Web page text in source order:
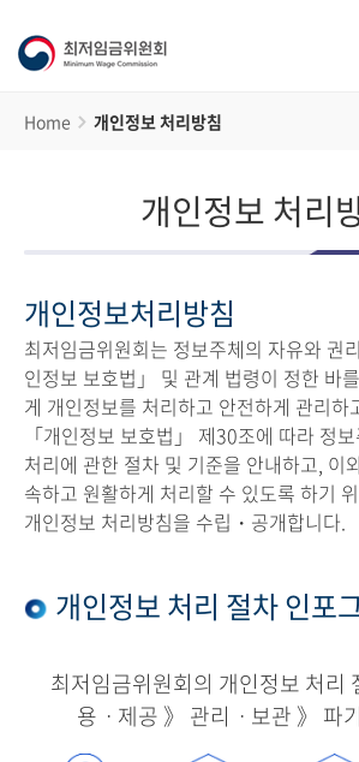
Home 개인정보 처리방침
개인정보 처리
개인정보처리방침
최저임금위원회는 정보주체의 자유와 권
인정보 보호법」 및 관계 법령이 정한 바
게 개인정보를 처리하고 안전하게 관리하
「개인정보 보호법」 제30조에 따라 정
처리에 관한 절차 및 기준을 안내하고, 이
속하고 원활하게 처리할 수 있도록 하기
개인정보 처리방침을 수립・공개합니다.
개인정보 처리 절차 인포
최저임금위원회의 개인정보 처리
용ㆍ제공 》 관리ㆍ보관 》 파